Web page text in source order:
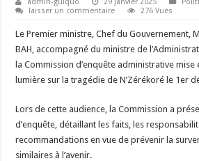
laisser un commentaire
276 Vues
Le Premier ministre, Chef du Gouvernement,
BAH, accompagné du ministre de
la Commission d’enquête administrative
lumière sur la tragédie de N’Zérékoré le 1er
Lors de cette audience, la Commission a
d’enquête, détaillant les faits, les
recommandations en vue de prévenir la
similaires à l’avenir.